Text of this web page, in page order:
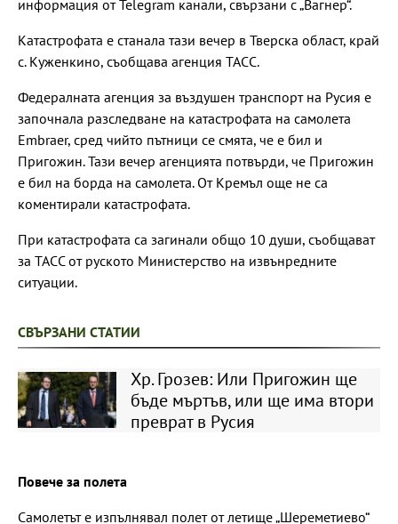
информация от Telegram канали, свързани с „Вагнер“.
Катастрофата е станала тази вечер в Тверска област, край
с. Куженкино, съобщава агенция ТАСС.
Федералната агенция за въздушен транспорт на Русия е
започнала разследване на катастрофата на самолета
Embraer, сред чийто пътници се смята, че е бил и
Пригожин. Тази вечер агенцията потвърди, че Пригожин
е бил на борда на самолета. От Кремъл още не са
коментирали катастрофата.
При катастрофата са загинали общо 10 души, съобщават
за ТАСС от руското Министерство на извънредните
ситуации.
СВЪРЗАНИ СТАТИИ
Хр. Грозев: Или Пригожин ще
бъде мъртъв, или ще има втори
преврат в Русия
Повече за полета
Самолетът е изпълнявал полет от летище „Шереметиево“